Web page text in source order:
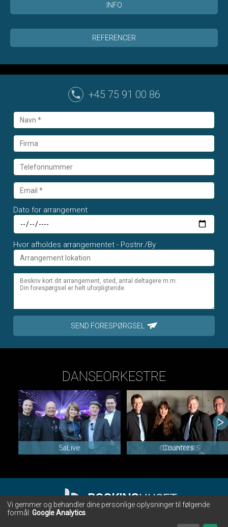
INFO
REFERENCER
+45 75 91 00 86
Dato for arrangement
Hvor afholdes arrangementet - Postnr./By
SEND FORESPØRGSEL
DANSEORKESTRE
5aLive Counters
BOOKINGHUSET
Vi gemmer og behandler dine personlige oplysninger til følgende
formål: Google Analytics